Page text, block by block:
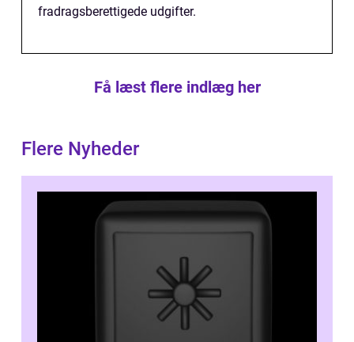
fradragsberettigede udgifter.
Få læst flere indlæg her
Flere Nyheder